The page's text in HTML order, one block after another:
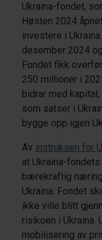
Ukraina-fondet,
Høsten 2024
investere i
desember 2024
Fondet fikk
250 millioner i
bidrar med
som satser i
bygge opp igjen
Av instruksen for
at Ukraina-
bærekraftig
Ukraina. Fondet
ikke ville blitt
risikoen i Ukraina.
mobilisering av